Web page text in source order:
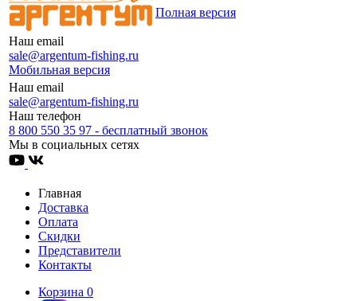
Наш email
sale@argentum-fishing.ru
Мобильная версия
Полная версия
Наш email
sale@argentum-fishing.ru
Наш телефон
8 800 550 35 97 - бесплатный звонок
Мы в социальных сетях
Главная
Доставка
Оплата
Скидки
Представители
Контакты
Корзина 0